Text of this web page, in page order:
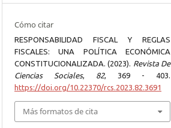
Cómo citar
RESPONSABILIDAD FISCAL Y REGLAS
FISCALES: UNA POLÍTICA ECONÓMICA
CONSTITUCIONALIZADA. (2023). Revista De
Ciencias Sociales, 82, 369 - 403.
https://doi.org/10.22370/rcs.2023.82.3691
Más formatos de cita